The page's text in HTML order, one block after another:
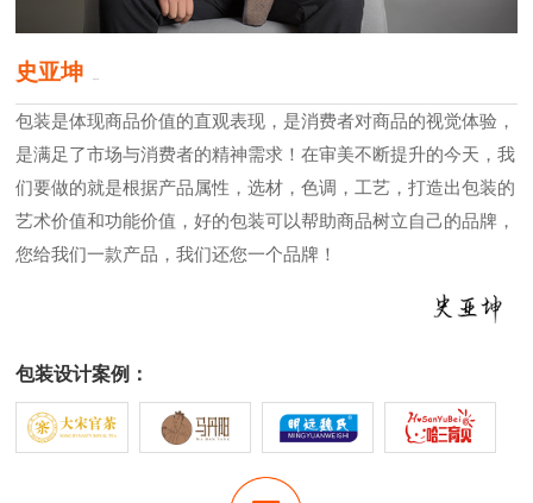
史亚坤
包装是体现商品价值的直观表现，是消费者对商品的视觉体验，
是满足了市场与消费者的精神需求！在审美不断提升的今天，我
们要做的就是根据产品属性，选材，色调，工艺，打造出包装的
艺术价值和功能价值，好的包装可以帮助商品树立自己的品牌，
您给我们一款产品，我们还您一个品牌！
包装设计案例：